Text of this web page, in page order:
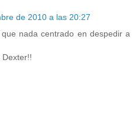
de 2010 a las 20:27
nada centrado en despedir a
Dexter!!